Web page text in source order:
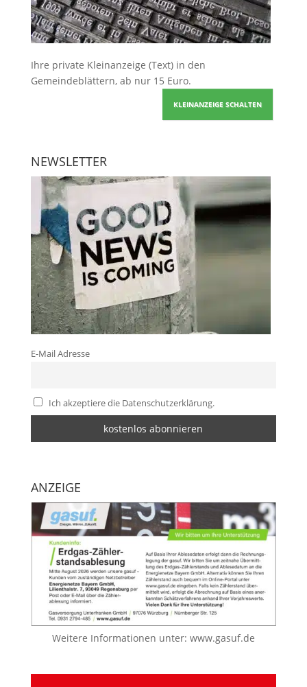
Ihre private Kleinanzeige (Text) in den
Gemeindeblättern, ab nur 15 Euro.
KLEINANZEIGE SCHALTEN
NEWSLETTER
E-Mail Adresse
Ich akzeptiere die Datenschutzerklärung.
ANZEIGE
Weitere Informationen unter: www.gasuf.de